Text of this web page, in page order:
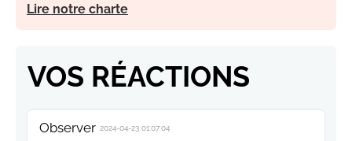
Lire notre charte
VOS RÉACTIONS
Observer 2024-04-23 01:07:04